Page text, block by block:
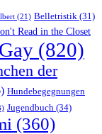
(21) Belletristik (31)
Read in the Closet
Gay (820)
der
Hundebegegnungen
Jugendbuch (34)
(360)